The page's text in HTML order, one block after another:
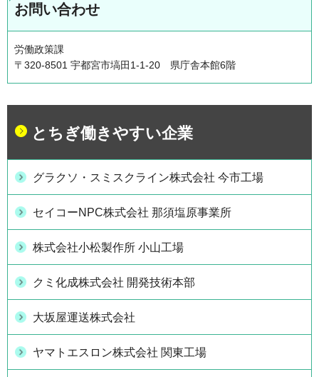
お問い合わせ
労働政策課
〒320-8501 宇都宮市塙田1-1-20 県庁舎本館6階
とちぎ働きやすい企業
グラクソ・スミスクライン株式会社 今市工場
セイコーNPC株式会社 那須塩原事業所
株式会社小松製作所 小山工場
クミ化成株式会社 開発技術本部
大坂屋運送株式会社
ヤマトエスロン株式会社 関東工場